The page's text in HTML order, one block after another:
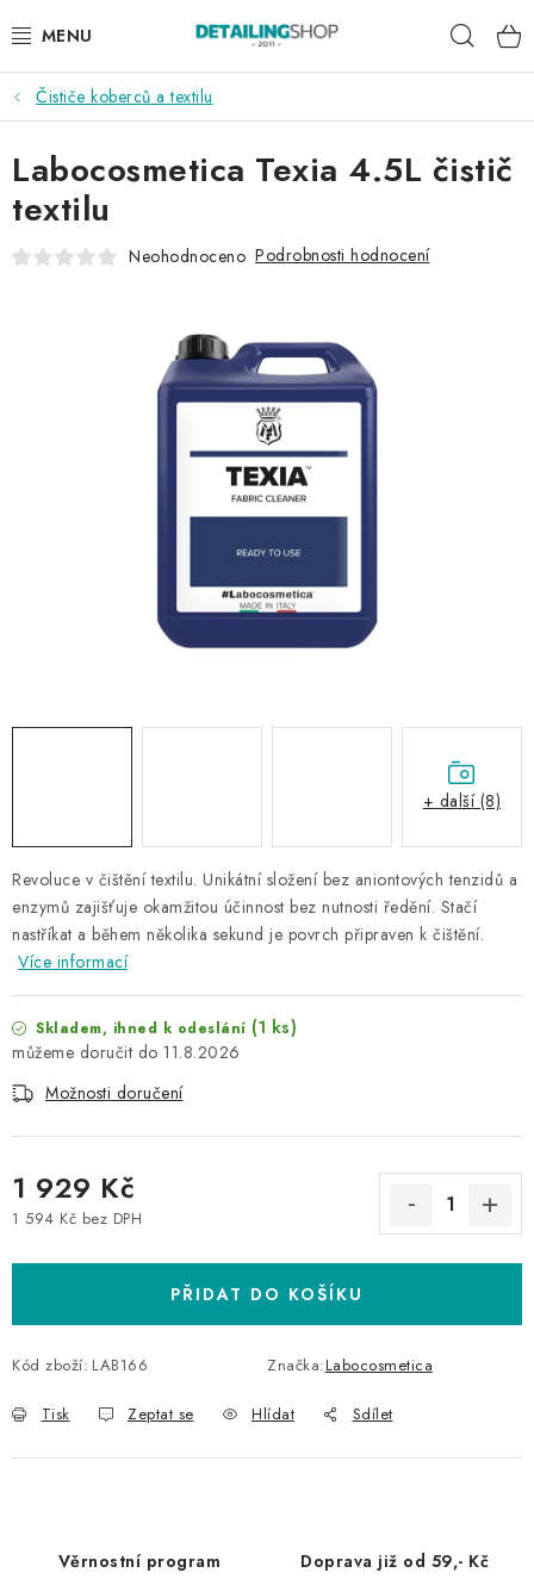
na
AKCE
NOVINKY
EXTERIÉR
DÁRKOVÉ SADY A POUKAZY
BYDLENÍ
Čističe koberců a textilu
Revoluce v čištění textilu. Unikátní složení bez aniontových tenzidů a
enzymů zajišťuje okamžitou účinnost bez nutnosti ředění. Stačí
nastříkat a během několika sekund je povrch připraven k čištění.
Více informací
Skladem, ihned k odeslání (1 ks)
11.8.2026
Možnosti doručení
1 929 Kč
1 594 Kč bez DPH
PŘIDAT DO KOŠÍKU
Kód zboží: LAB166 Značka:Labocosmetica
Tisk Zeptat se Hlídat Sdílet
Labocosmetica Texia 4.5L čistič
textilu
Neohodnoceno Podrobnosti hodnocení
+ další (8)
Věrnostní program Doprava již od 59,- Kč